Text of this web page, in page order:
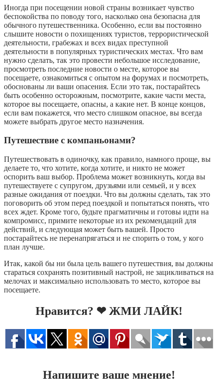
Иногда при посещении новой страны возникает чувство
беспокойства по поводу того, насколько она безопасна для
обычного путешественника. Особенно, если вы постоянно
слышите новости о похищениях туристов, террористической
деятельности, грабежах и всех видах преступной
деятельности в популярных туристических местах. Что вам
нужно сделать, так это провести небольшое исследование,
просмотреть последние новости о месте, которое вы
посещаете, ознакомиться с опытом на форумах и посмотреть,
обоснованы ли ваши опасения. Если это так, постарайтесь
быть особенно осторожным, посмотрите, какие части места,
которое вы посещаете, опасны, а какие нет. В конце концов,
если вам покажется, что место слишком опасное, вы всегда
можете выбрать другое место назначения.
Путешествие с компаньонами?
Путешествовать в одиночку, как правило, намного проще, вы
делаете то, что хотите, когда хотите, и никто не может
оспорить ваш выбор. Проблема может возникнуть, когда вы
путешествуете с супругом, друзьями или семьей, и у всех
разные ожидания от поездки. Что вы должны сделать, так это
поговорить об этом перед поездкой и попытаться понять, что
всех ждет. Кроме того, будьте прагматичны и готовы идти на
компромисс, примите некоторые из их рекомендаций для
действий, и следующая может быть вашей. Просто
постарайтесь не перенапрягаться и не спорить о том, у кого
план лучше.
Итак, какой бы ни была цель вашего путешествия, вы должны
стараться сохранять позитивный настрой, не зацикливаться на
мелочах и максимально использовать то место, которое вы
посещаете.
Нравится? ❤ ЖМИ ЛАЙК!
Напишите ваше мнение!